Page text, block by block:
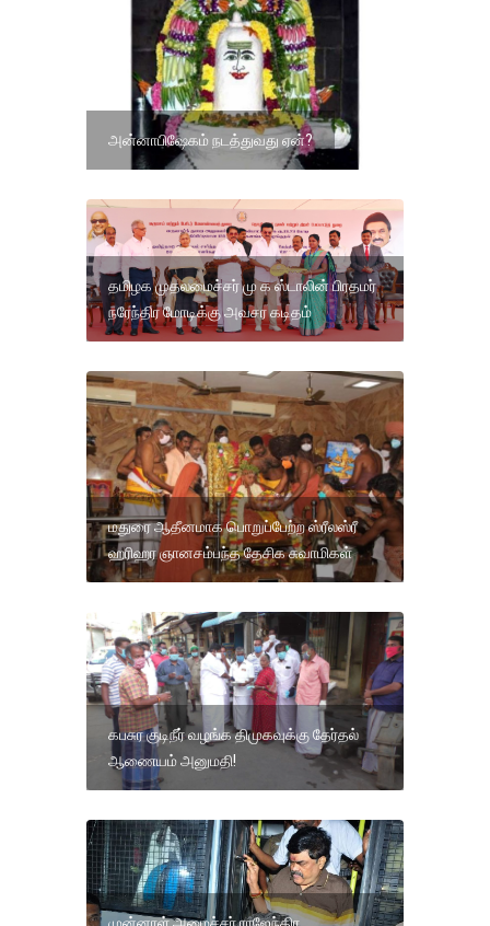
அன்னாபிஷேகம் நடத்துவது ஏன்?
தமிழக முதலமைச்சர் மு க ஸ்டாலின் பிரதமர்
நரேந்திர மோடிக்கு அவசர கடிதம்
மதுரை ஆதீனமாக பொறுப்பேற்ற ஸ்ரீலஸ்ரீ
ஹரிஹர ஞானசம்பந்த தேசிக சுவாமிகள்
கபசுர குடிநீர் வழங்க திமுகவுக்கு தேர்தல்
ஆணையம் அனுமதி!